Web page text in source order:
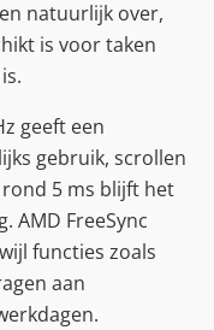
natuurlijk over,
is voor taken
geeft een
gebruik, scrollen
5 ms blijft het
AMD FreeSync
functies zoals
aan